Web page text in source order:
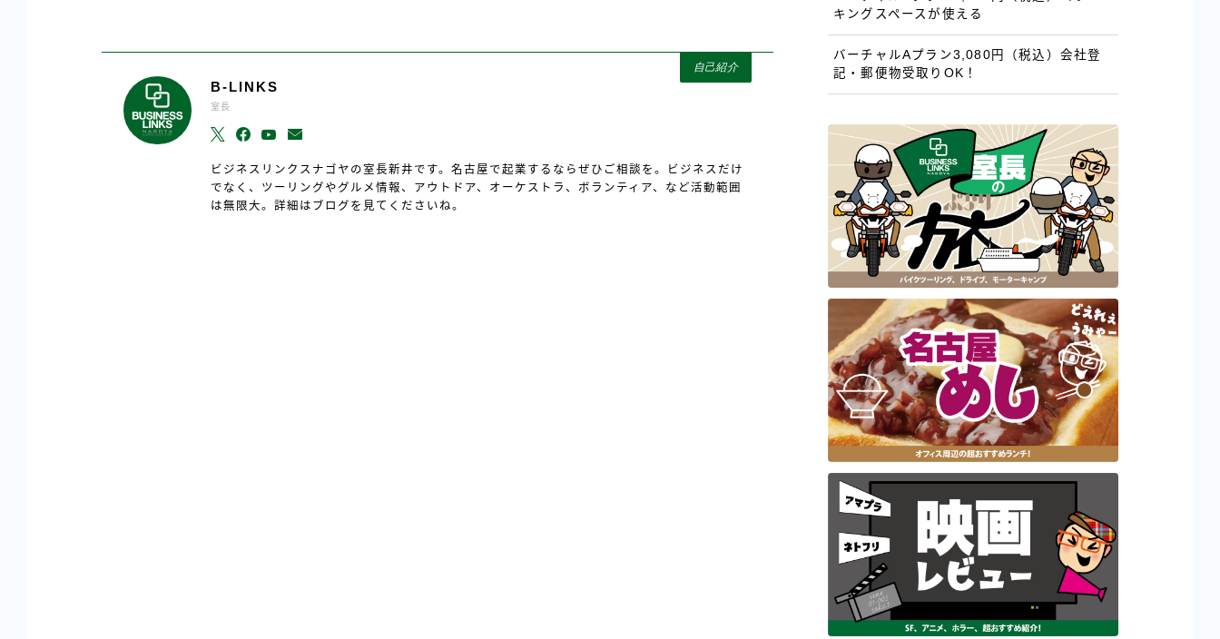
自己紹介
B-LINKS
室長
ビジネスリンクスナゴヤの室長新井です。名古屋で起業するならぜひご相談を。ビジネスだけ
でなく、ツーリングやグルメ情報、アウトドア、オーケストラ、ボランティア、など活動範囲
は無限大。詳細はブログを見てくださいね。
キングスペースが使える
バーチャルAプラン3,080円（税込）会社登
記・郵便物受取りOK！